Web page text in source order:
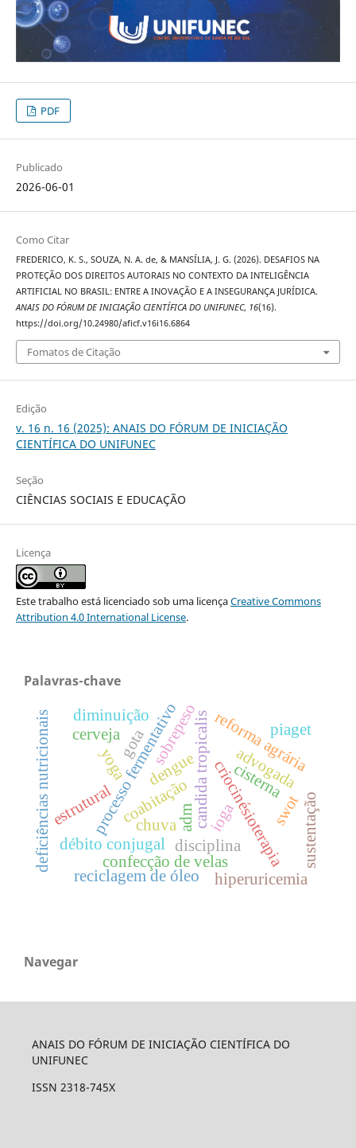
PDF
Publicado
2026-06-01
Como Citar
FREDERICO, K. S., SOUZA, N. A. de, & MANSÍLIA, J. G. (2026). DESAFIOS NA
PROTEÇÃO DOS DIREITOS AUTORAIS NO CONTEXTO DA INTELIGÊNCIA
ARTIFICIAL NO BRASIL: ENTRE A INOVAÇÃO E A INSEGURANÇA JURÍDICA.
ANAIS DO FÓRUM DE INICIAÇÃO CIENTÍFICA DO UNIFUNEC, 16(16).
https://doi.org/10.24980/aficf.v16i16.6864
Fomatos de Citação
Edição
v. 16 n. 16 (2025): ANAIS DO FÓRUM DE INICIAÇÃO
CIENTÍFICA DO UNIFUNEC
Seção
CIÊNCIAS SOCIAIS E EDUCAÇÃO
Licença
Este trabalho está licenciado sob uma licençaCreative Commons
Attribution 4.0 International License.
Palavras-chave
dengue
processo fermentativocandida tropicalisreforma agrária
estruturalcoabitação
débito conjugal
deficiências nutricionais chuva adm criocinésioterapia
cisterna
disciplina
advogada
confecção de velas
reciclagem de óleo
ioga
yoga sobrepeso
gota
cerveja
hiperuricemia
swot
diminuição
sustentação
piaget
Navegar
ANAIS DO FÓRUM DE INICIAÇÃO CIENTÍFICA DO
UNIFUNEC
ISSN 2318-745X